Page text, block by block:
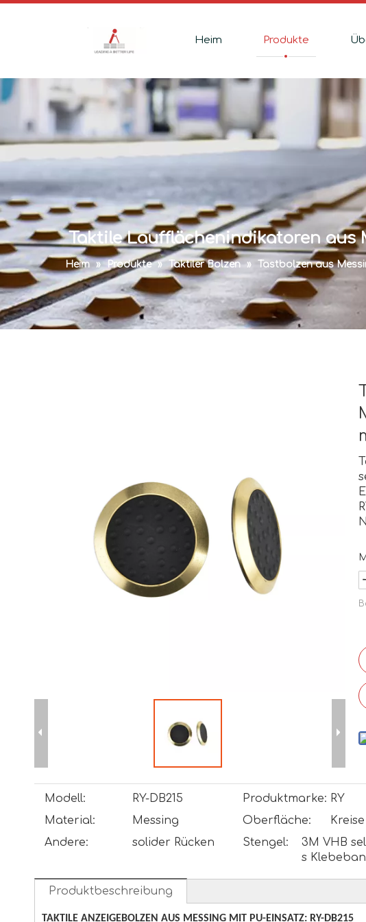
Heim Produkte
Taktile Laufflächenindikatoren aus
Heim » Produkte » Taktiler Bolzen » Tastbolzen aus
Modell: RY-DB215 Produktmarke: RY
Material:
Messing Oberfläche: Kreise
Andere:
solider Rücken Stengel:
3M VHB
s
Produktbeschreibung
TAKTILE ANZEIGEBOLZEN AUS MESSING MIT PU-EINSATZ: RY-DB215